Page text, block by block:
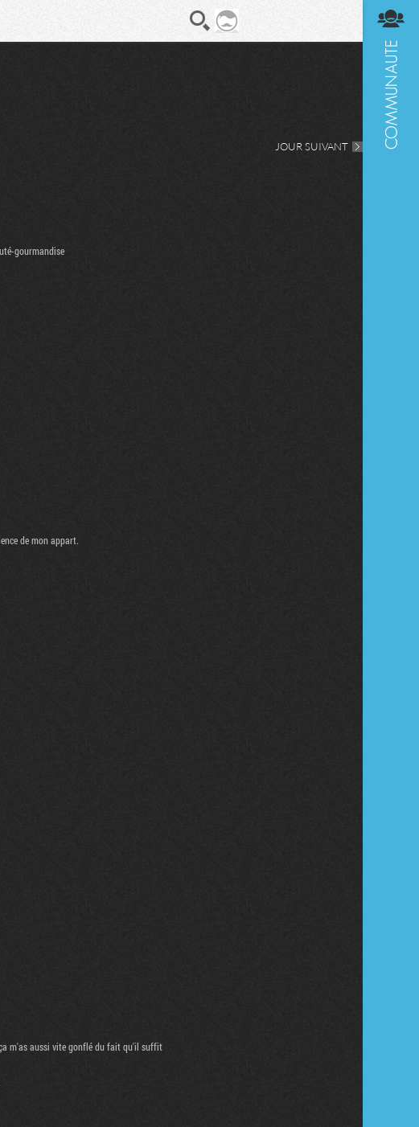
JOUR SUIVANT
gourmandise
de mon appart.
m'as aussi vite gonflé du fait qu'il suffit